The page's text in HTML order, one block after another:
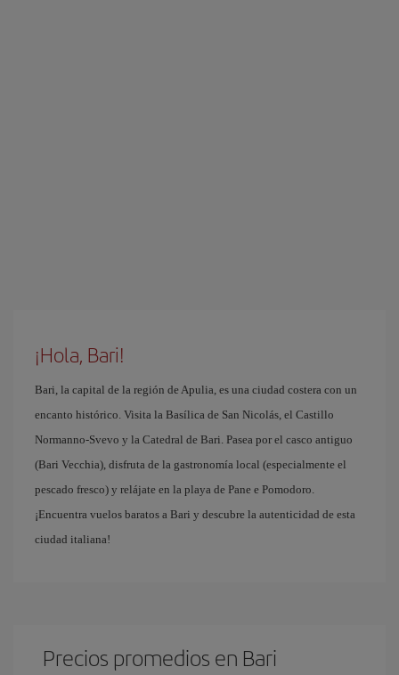
¡Hola, Bari!
Bari, la capital de la región de Apulia, es una ciudad costera con un
encanto histórico. Visita la Basílica de San Nicolás, el Castillo
Normanno-Svevo y la Catedral de Bari. Pasea por el casco antiguo
(Bari Vecchia), disfruta de la gastronomía local (especialmente el
pescado fresco) y relájate en la playa de Pane e Pomodoro.
¡Encuentra vuelos baratos a Bari y descubre la autenticidad de esta
ciudad italiana!
Precios promedios en Bari